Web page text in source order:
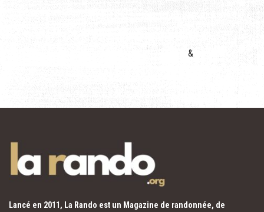
&
Lancé en 2011, La Rando est un Magazine de randonnée, de